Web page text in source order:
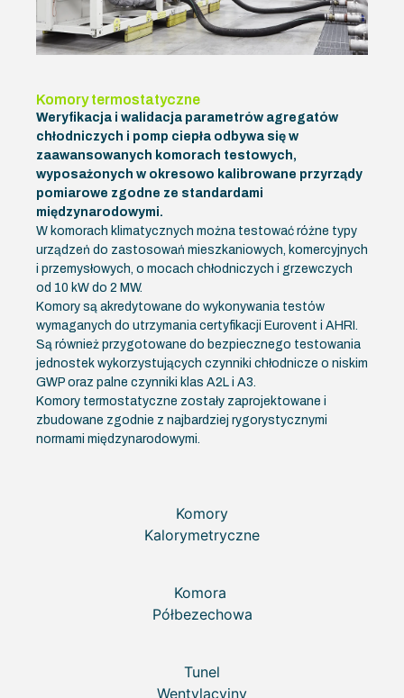
Komory
Kalorymetryczne
Komora
Półbezechowa
Tunel
Wentylacyjny
Komory termostatyczne
Weryfikacja i walidacja parametrów agregatów
chłodniczych i pomp ciepła odbywa się w
zaawansowanych komorach testowych,
wyposażonych w okresowo kalibrowane przyrządy
pomiarowe zgodne ze standardami
międzynarodowymi.
W komorach klimatycznych można testować różne typy
urządzeń do zastosowań mieszkaniowych, komercyjnych
i przemysłowych, o mocach chłodniczych i grzewczych
od 10 kW do 2 MW.
Komory są akredytowane do wykonywania testów
wymaganych do utrzymania certyfikacji Eurovent i AHRI.
Są również przygotowane do bezpiecznego testowania
jednostek wykorzystujących czynniki chłodnicze o niskim
GWP oraz palne czynniki klas A2L i A3.
Komory termostatyczne zostały zaprojektowane i
zbudowane zgodnie z najbardziej rygorystycznymi
normami międzynarodowymi.